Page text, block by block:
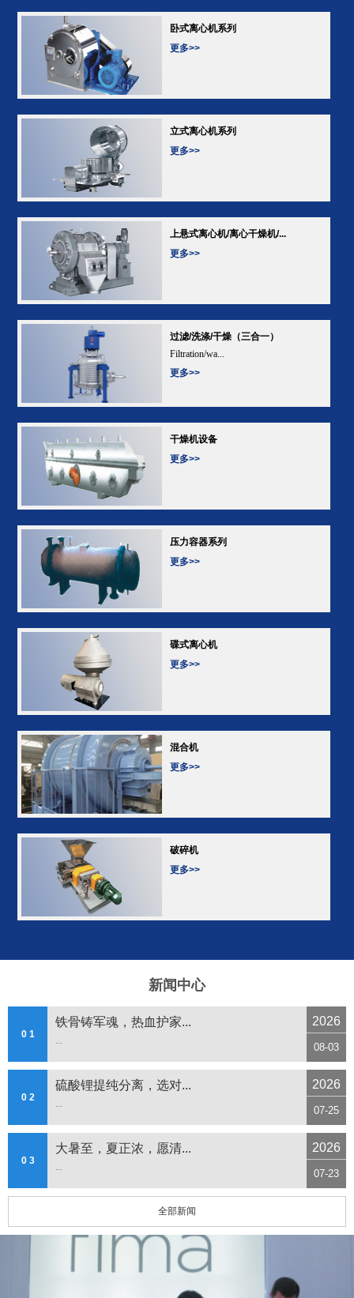
卧式离心机系列
更多>>
立式离心机系列
更多>>
上悬式离心机/离心干燥机/...
更多>>
过滤/洗涤/干燥（三合一）
Filtration/wa...
更多>>
干燥机设备
更多>>
压力容器系列
更多>>
碟式离心机
更多>>
混合机
更多>>
破碎机
更多>>
新闻中心
0 1
铁骨铸军魂，热血护家...
...
2026
08-03
0 2
硫酸锂提纯分离，选对...
...
2026
07-25
0 3
大暑至，夏正浓，愿清...
...
2026
07-23
全部新闻